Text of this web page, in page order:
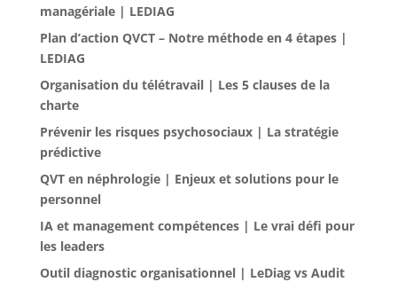
managériale | LEDIAG
Plan d’action QVCT – Notre méthode en 4 étapes |
LEDIAG
Organisation du télétravail | Les 5 clauses de la
charte
Prévenir les risques psychosociaux | La stratégie
prédictive
QVT en néphrologie | Enjeux et solutions pour le
personnel
IA et management compétences | Le vrai défi pour
les leaders
Outil diagnostic organisationnel | LeDiag vs Audit